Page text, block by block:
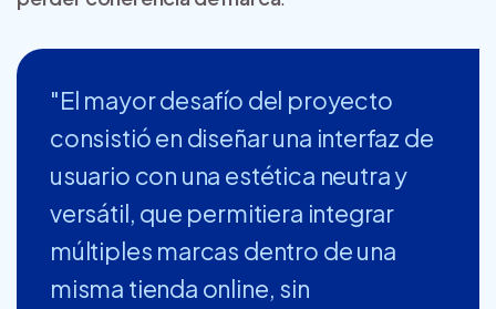
"El mayor desafío del proyecto
consistió en diseñar una interfaz de
usuario con una estética neutra y
versátil, que permitiera integrar
múltiples marcas dentro de una
misma tienda online, sin